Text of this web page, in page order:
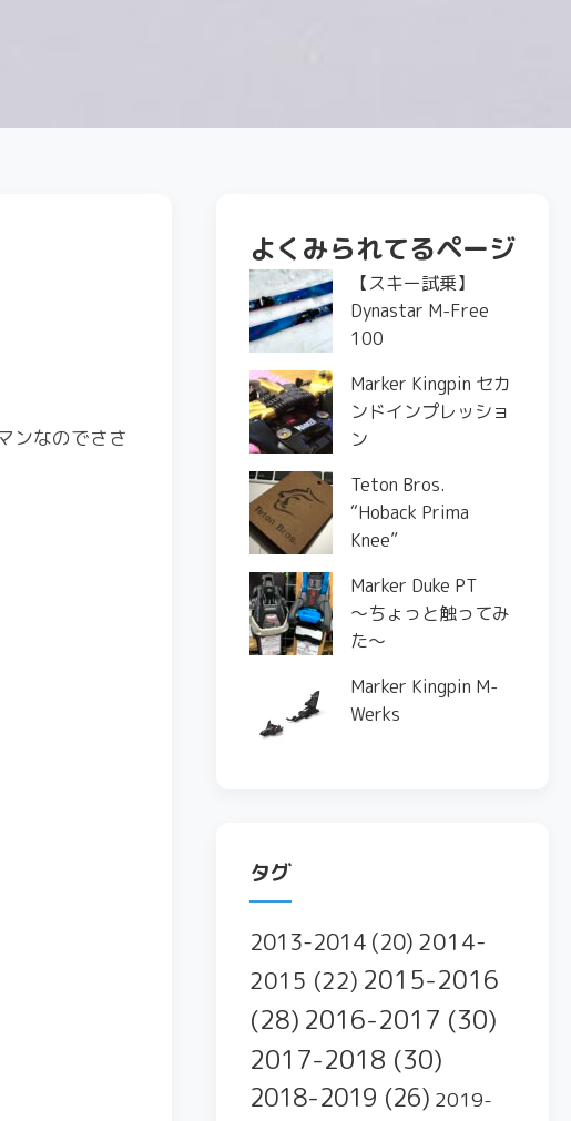
ンなのでささ
よくみられてるページ
【スキー試乗】
Dynastar M-Free
100
Marker Kingpin セカ
ンドインプレッショ
ン
Teton Bros.
“Hoback Prima
Knee”
Marker Duke PT
〜ちょっと触ってみ
た〜
Marker Kingpin M-
Werks
タグ
2013-2014 (20) 2014-
2015 (22) 2015-2016
(28) 2016-2017 (30)
2017-2018 (30)
2018-2019 (26) 2019-